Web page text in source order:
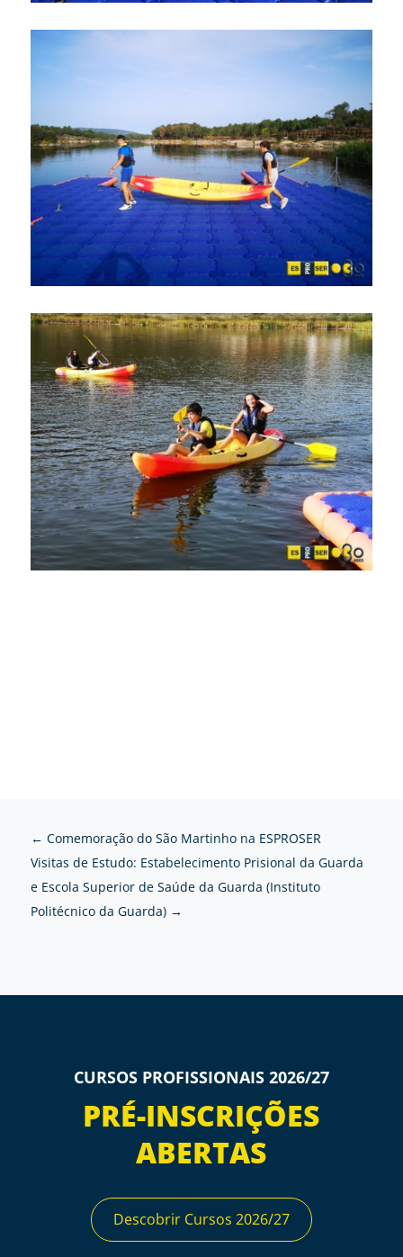
← Comemoração do São Martinho na ESPROSER
Visitas de Estudo: Estabelecimento Prisional da Guarda
e Escola Superior de Saúde da Guarda (Instituto
Politécnico da Guarda)→
CURSOS PROFISSIONAIS 2026/27
PRÉ-INSCRIÇÕES
ABERTAS
Descobrir Cursos 2026/27